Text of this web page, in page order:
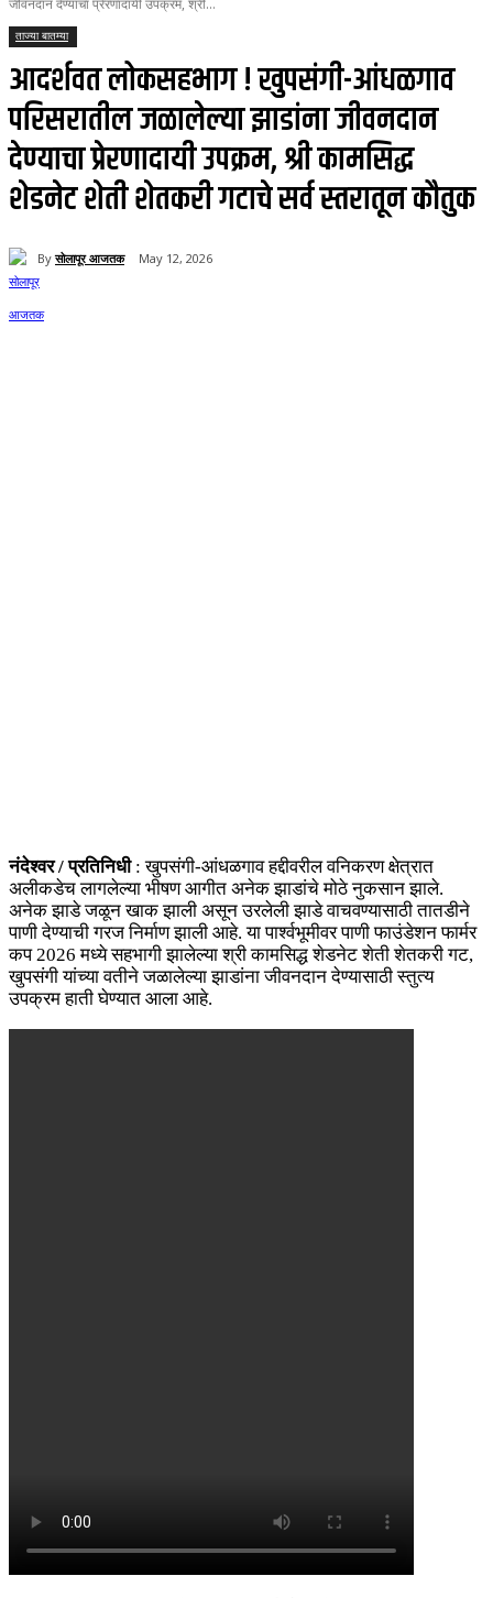
जीवनदान देण्याचा प्रेरणादायी उपक्रम, श्री...
ताज्या बातम्या
आदर्शवत लोकसहभाग ! खुपसंगी-आंधळगाव
परिसरातील जळालेल्या झाडांना जीवनदान
देण्याचा प्रेरणादायी उपक्रम, श्री कामसिद्ध
शेडनेट शेती शेतकरी गटाचे सर्व स्तरातून कौतुक
By सोलापूर आजतक May 12, 2026
नंदेश्वर / प्रतिनिधी: खुपसंगी-आंधळगाव हद्दीवरील वनिकरण क्षेत्रात
अलीकडेच लागलेल्या भीषण आगीत अनेक झाडांचे मोठे नुकसान झाले.
अनेक झाडे जळून खाक झाली असून उरलेली झाडे वाचवण्यासाठी तातडीने
पाणी देण्याची गरज निर्माण झाली आहे. या पार्श्वभूमीवर पाणी फाउंडेशन फार्मर
कप 2026 मध्ये सहभागी झालेल्या श्री कामसिद्ध शेडनेट शेती शेतकरी गट,
खुपसंगी यांच्या वतीने जळालेल्या झाडांना जीवनदान देण्यासाठी स्तुत्य
उपक्रम हाती घेण्यात आला आहे.